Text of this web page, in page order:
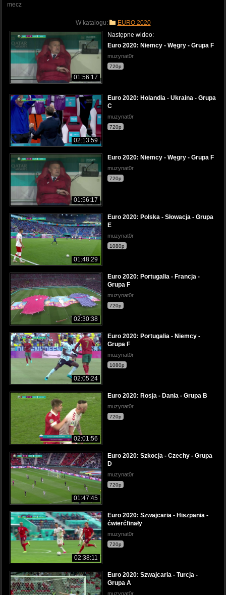
mecz
W katalogu: EURO 2020
01:56:17
Następne wideo:
Euro 2020: Niemcy - Węgry - Grupa F
muzynat0r
720p
02:13:59
Euro 2020: Holandia - Ukraina - Grupa
C
muzynat0r
720p
01:56:17
Euro 2020: Niemcy - Węgry - Grupa F
muzynat0r
720p
01:48:29
Euro 2020: Polska - Słowacja - Grupa
E
muzynat0r
1080p
02:30:38
Euro 2020: Portugalia - Francja -
Grupa F
muzynat0r
720p
02:05:24
Euro 2020: Portugalia - Niemcy -
Grupa F
muzynat0r
1080p
02:01:56
Euro 2020: Rosja - Dania - Grupa B
muzynat0r
720p
01:47:45
Euro 2020: Szkocja - Czechy - Grupa
D
muzynat0r
720p
02:38:11
Euro 2020: Szwajcaria - Hiszpania -
ćwierćfinały
muzynat0r
720p
Euro 2020: Szwajcaria - Turcja -
Grupa A
muzynat0r